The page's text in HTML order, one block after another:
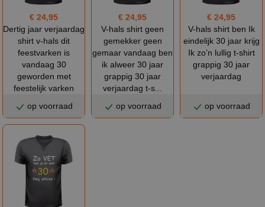
€ 24,95
Dertig jaar verjaardag
shirt v-hals dit
feestvarken is
vandaag 30
geworden met
feestelijk varken
op voorraad
€ 24,95
V-hals shirt geen
gemekker geen
gemaar vandaag ben
ik alweer 30 jaar
grappig 30 jaar
verjaardag t-s...
op voorraad
€ 24,95
V-hals shirt ben Ik
eindelijk 30 jaar krijg
Ik zo’n lullig t-shirt
grappig 30 jaar
verjaardag
op voorraad